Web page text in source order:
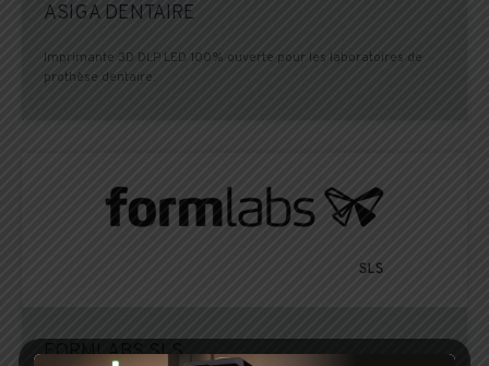
ASIGA DENTAIRE
Imprimante 3D DLP LED 100% ouverte pour les laboratoires de
prothèse dentaire.
FORMLABS SLS